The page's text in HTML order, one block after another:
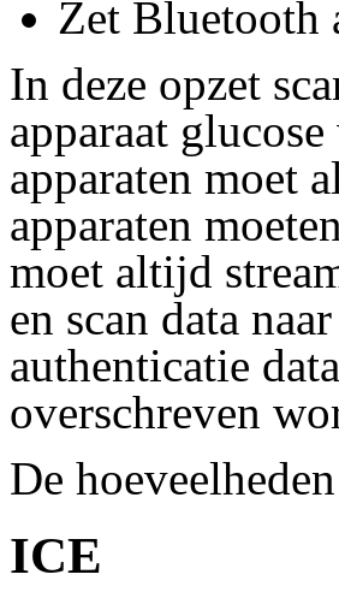
Zet Bluetooth
In deze opzet
apparaat
apparaten moet
apparaten
moet altijd
en scan data
authenticatie
overschreven
De
ICE